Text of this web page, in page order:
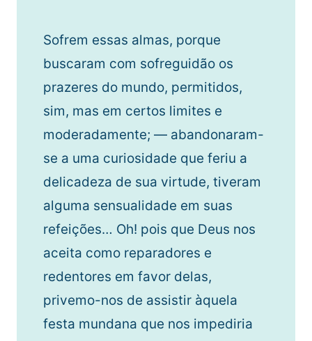
Sofrem essas almas, porque
buscaram com sofreguidão os
prazeres do mundo, permitidos,
sim, mas em certos limites e
moderadamente; — abandonaram-
se a uma curiosidade que feriu a
delicadeza de sua virtude, tiveram
alguma sensualidade em suas
refeições… Oh! pois que Deus nos
aceita como reparadores e
redentores em favor delas,
privemo-nos de assistir àquela
festa mundana que nos impediria